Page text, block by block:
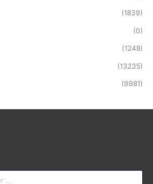
(1839)
(0)
(1248)
(13235)
(9981)